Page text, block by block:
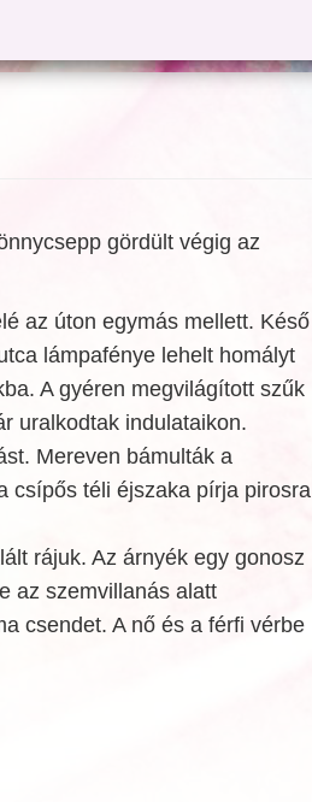
gördült végig az
az úton egymás mellett. Késő
lámpafénye lehelt homályt
A gyéren megvilágított szűk
uralkodtak indulataikon.
Mereven bámulták a
csípős téli éjszaka pírja pirosra
rájuk. Az árnyék egy gonosz
az szemvillanás alatt
csendet. A nő és a férfi vérbe